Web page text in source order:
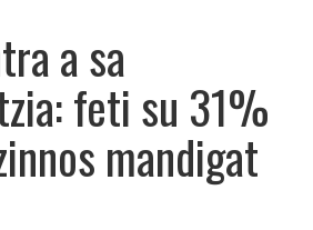
a sa
feti su 31%
mandigat